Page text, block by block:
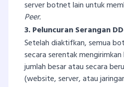
server botnet lain untuk
Peer.
3. Peluncuran Serangan
Setelah diaktifkan, semua
secara serentak
jumlah besar atau secara
(website, server, atau